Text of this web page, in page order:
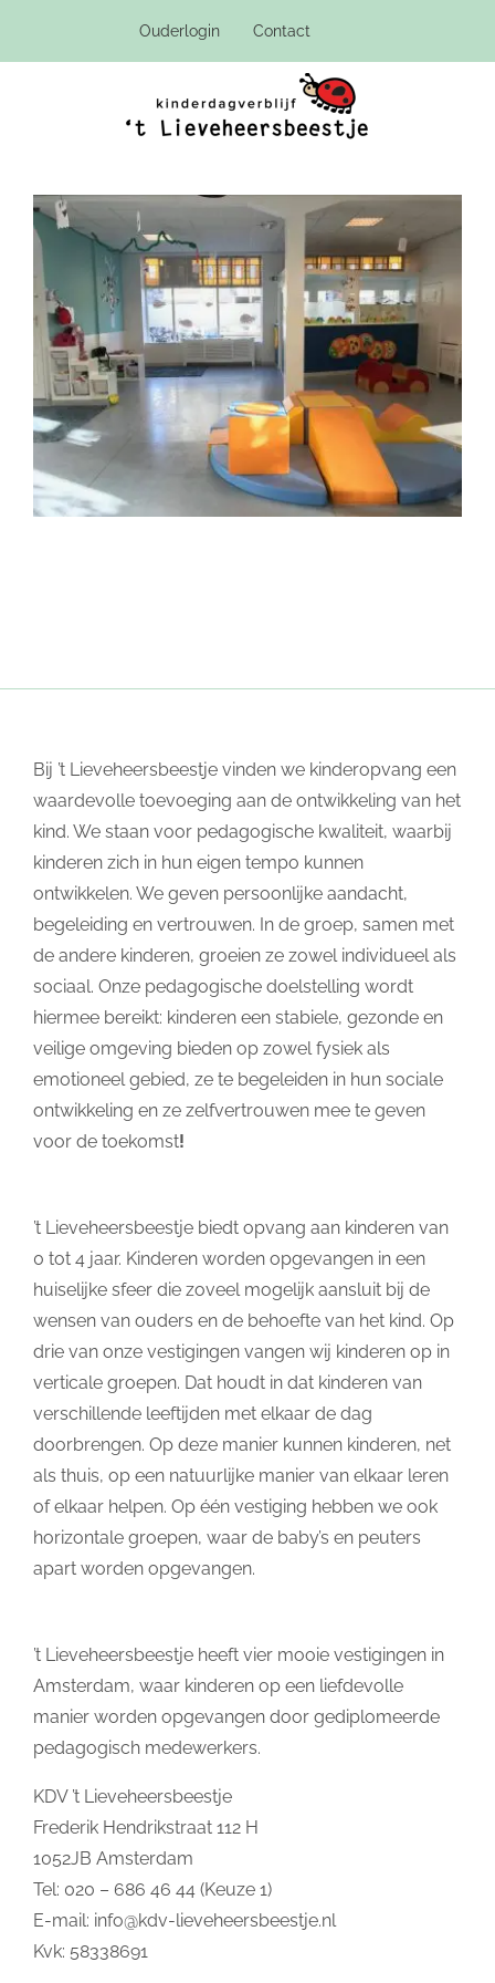
Ouderlogin Contact
Bij ’t Lieveheersbeestje vinden we kinderopvang een
waardevolle toevoeging aan de ontwikkeling van het
kind. We staan voor pedagogische kwaliteit, waarbij
kinderen zich in hun eigen tempo kunnen
ontwikkelen. We geven persoonlijke aandacht,
begeleiding en vertrouwen. In de groep, samen met
de andere kinderen, groeien ze zowel individueel als
sociaal. Onze pedagogische doelstelling wordt
hiermee bereikt: kinderen een stabiele, gezonde en
veilige omgeving bieden op zowel fysiek als
emotioneel gebied, ze te begeleiden in hun sociale
ontwikkeling en ze zelfvertrouwen mee te geven
voor de toekomst!
’t Lieveheersbeestje biedt opvang aan kinderen van
0 tot 4 jaar. Kinderen worden opgevangen in een
huiselijke sfeer die zoveel mogelijk aansluit bij de
wensen van ouders en de behoefte van het kind. Op
drie van onze vestigingen vangen wij kinderen op in
verticale groepen. Dat houdt in dat kinderen van
verschillende leeftijden met elkaar de dag
doorbrengen. Op deze manier kunnen kinderen, net
als thuis, op een natuurlijke manier van elkaar leren
of elkaar helpen. Op één vestiging hebben we ook
horizontale groepen, waar de baby’s en peuters
apart worden opgevangen.
’t Lieveheersbeestje heeft vier mooie vestigingen in
Amsterdam, waar kinderen op een liefdevolle
manier worden opgevangen door gediplomeerde
pedagogisch medewerkers.
KDV ’t Lieveheersbeestje
Frederik Hendrikstraat 112 H
1052JB Amsterdam
Tel: 020 – 686 46 44 (Keuze 1)
E-mail: info@kdv-lieveheersbeestje.nl
Kvk: 58338691